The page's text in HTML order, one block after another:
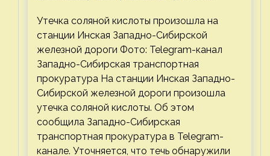
Утечка соляной кислоты произошла на
станции Инская Западно-Сибирской
железной дороги Фото: Telegram-канал
Западно-Сибирская транспортная
прокуратура На станции Инская Западно-
Сибирской железной дороги произошла
утечка соляной кислоты. Об этом
сообщила Западно-Сибирская
транспортная прокуратура в Telegram-
канале. Уточняется, что течь обнаружили